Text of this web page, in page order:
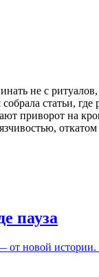
не с
статьи,
на
пауза
новой